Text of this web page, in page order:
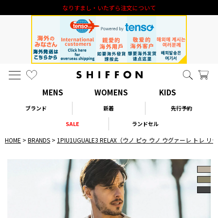
なりすまし・いたずら注文について
MENS WOMENS KIDS
ブランド 新着
先行予約
SALE
ランドセル
HOME BRANDS 1PIU1UGUALE3 RELAX（ウノ ピゥ ウノ ウグァーレ トレ リ